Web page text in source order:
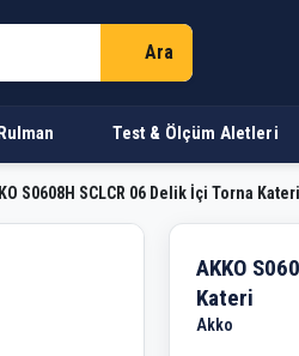
Ara
Test & Ölçüm Aletleri
S0608H SCLCR 06 Delik İçi Torna Kateri
Torna Kateri
AKKO
Kateri
Akko